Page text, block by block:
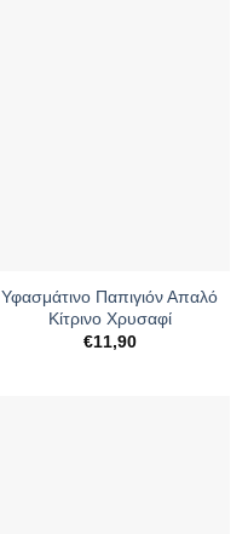
Υφασμάτινο Παπιγιόν Απαλό
Κίτρινο Χρυσαφί
€11,90